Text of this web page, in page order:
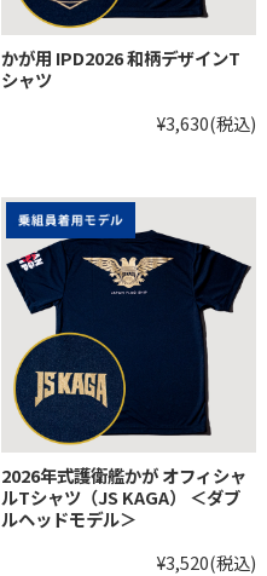
かが用 IPD2026 和柄デザインT
シャツ
¥3,630(税込)
2026年式護衛艦かが オフィシャ
ルTシャツ（JS KAGA） ＜ダブ
ルヘッドモデル＞
¥3,520(税込)